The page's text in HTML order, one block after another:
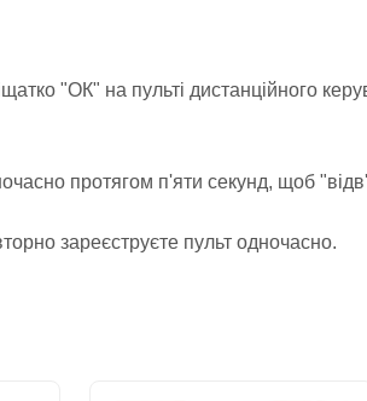
"ОК" на пульті дистанційного
протягом п'яти секунд, щоб
зареєструєте пульт одночасно.